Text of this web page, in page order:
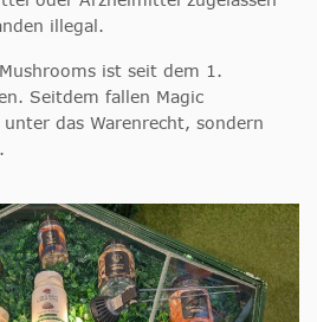
illegal.
ist seit dem 1.
Seitdem fallen Magic
das Warenrecht, sondern